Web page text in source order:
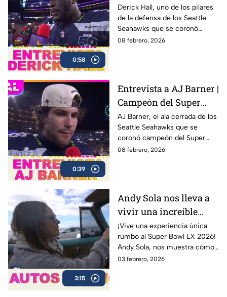
0:58
Super Bowl LX con los
Seahawks
Derick Hall, uno de los pilares
de la defensa de los Seattle
Seahawks que se coronó
campeón del Super Bowl LX 🏆
08 febrero, 2026
0:39
Entrevista a AJ Barner |
Campeón del Super
Bowl LX con los
Seahawks
AJ Barner, el ala cerrada de los
Seattle Seahawks que se
coronó campeón del Super
Bowl LX tras la victoria ante los
08 febrero, 2026
3:15
Andy Sola nos lleva a
vivir una increíble
experiencia en un Bel
Air 1954 | Sola al Super
Bowl
¡Vive una experiencia única
rumbo al Super Bowl LX 2026!
Andy Sola, nos muestra cómo
se vive la previa del Super
03 febrero, 2026